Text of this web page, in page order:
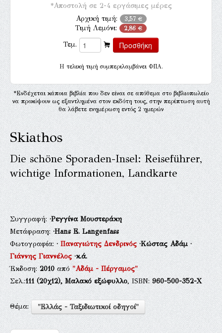
*Αποστολή σε 2-4 εργάσιμες μέρες
Αρχική τιμή: 3,57 €
Τιμή Λεμόνι: 2,86 €
Τεμ.
H τελική τιμή συμπεριλαμβάνει ΦΠΑ.
*Ενδέχεται κάποια βιβλία που δεν είναι σε απόθεμα στο βιβλιοπωλείο
να προκύψουν ως εξαντλημένα στον εκδότη τους, στην περίπτωση αυτή
θα λάβετε ενημέρωση εντός 2 ημερών
Skiathos
Die schöne Sporaden-Insel: Reiseführer,
wichtige Informationen, Landkarte
Συγγραφή:·Ρεγγίνα Μουστεράκη
Μετάφραση:·Hans E. Langenfass
Φωτογραφία:·Παναγιώτης Δενδρινός·Κώστας Αδάμ·
Γιάννης Γιαννέλος·κ.ά.
Έκδοση:2010από"Αδάμ - Πέργαμος"
Σελ.:111(20χ12), Μαλακό εξώφυλλο, ISBN:960-500-352-Χ
Θέμα: "Ελλάς - Ταξιδιωτικοί οδηγοί"